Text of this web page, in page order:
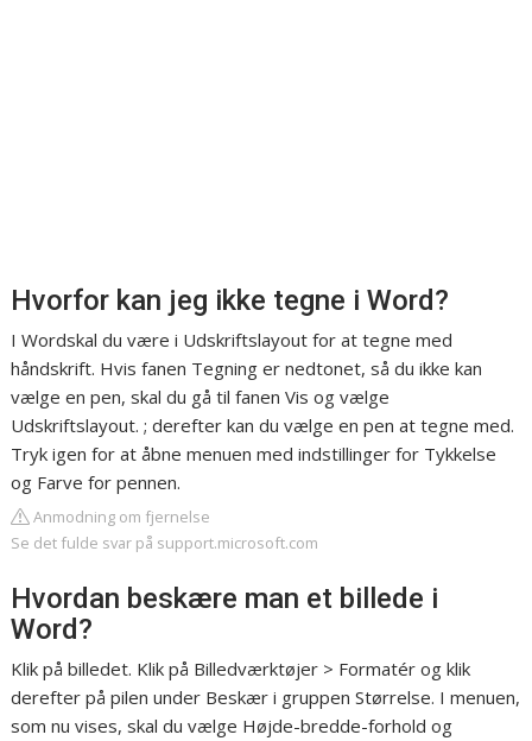
Hvorfor kan jeg ikke tegne i Word?
I Wordskal du være i Udskriftslayout for at tegne med
håndskrift. Hvis fanen Tegning er nedtonet, så du ikke kan
vælge en pen, skal du gå til fanen Vis og vælge
Udskriftslayout. ; derefter kan du vælge en pen at tegne med.
Tryk igen for at åbne menuen med indstillinger for Tykkelse
og Farve for pennen.
Anmodning om fjernelse
Se det fulde svar på support.microsoft.com
Hvordan beskære man et billede i
Word?
Klik på billedet. Klik på Billedværktøjer > Formatér og klik
derefter på pilen under Beskær i gruppen Størrelse. I menuen,
som nu vises, skal du vælge Højde-bredde-forhold og